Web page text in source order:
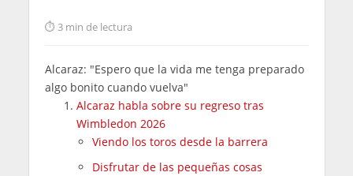
3 min de lectura
Alcaraz: "Espero que la vida me tenga preparado
algo bonito cuando vuelva"
Alcaraz habla sobre su regreso tras
Wimbledon 2026
Viendo los toros desde la barrera
Disfrutar de las pequeñas cosas